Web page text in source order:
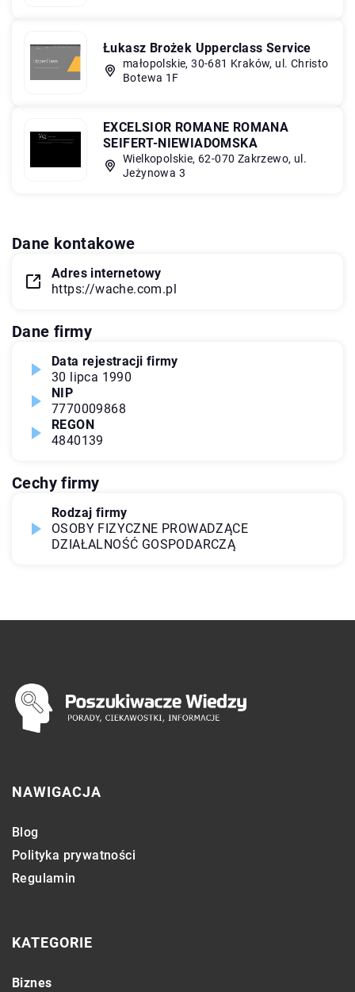
Łukasz Brożek Upperclass Service
małopolskie, 30-681 Kraków, ul. Christo
Botewa 1F
EXCELSIOR ROMANE ROMANA
SEIFERT-NIEWIADOMSKA
Wielkopolskie, 62-070 Zakrzewo, ul.
Jeżynowa 3
Dane kontakowe
Adres internetowy
https://wache.com.pl
Dane firmy
Data rejestracji firmy
30 lipca 1990
NIP
7770009868
REGON
4840139
Cechy firmy
Rodzaj firmy
OSOBY FIZYCZNE PROWADZĄCE
DZIAŁALNOŚĆ GOSPODARCZĄ
NAWIGACJA
Blog
Polityka prywatności
Regulamin
KATEGORIE
Biznes